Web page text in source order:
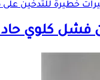
خطيرة للتدخين
فشل كلوي